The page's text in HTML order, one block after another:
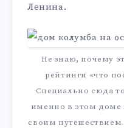
Ленина.
Не знаю, почему
рейтинги «что
Специально сюда
именно в этом
своим